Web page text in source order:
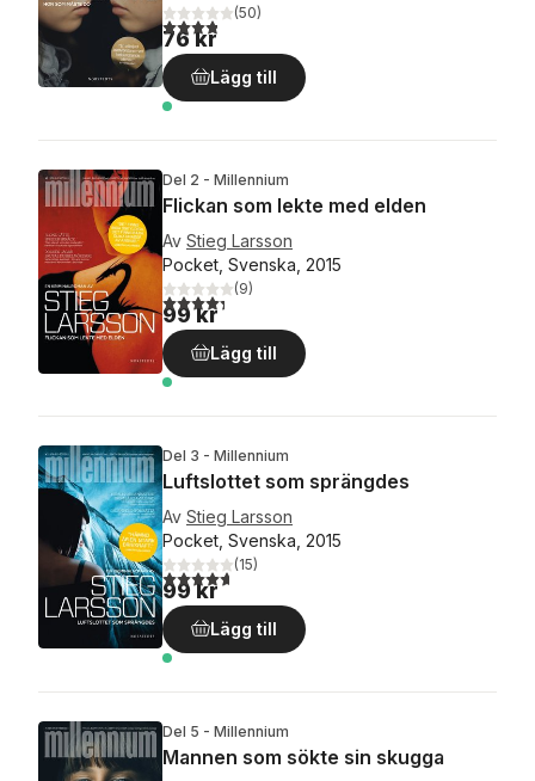
3,8utav 5 stjärnor. Totalt antal röster:
(50)
76 kr
Lägg till
Del 2 - Millennium
Flickan som lekte med elden
Av Stieg Larsson
Pocket, Svenska, 2015
4,3utav 5 stjärnor. Totalt antal röster:
(9)
99 kr
Lägg till
Del 3 - Millennium
Luftslottet som sprängdes
Av Stieg Larsson
Pocket, Svenska, 2015
4,7utav 5 stjärnor. Totalt antal röster:
(15)
99 kr
Lägg till
Del 5 - Millennium
Mannen som sökte sin skugga